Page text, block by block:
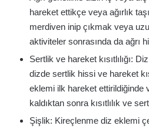
hareket ettikçe veya ağırlık
merdiven inip çıkmak veya
aktiviteler sonrasında da ağrı
Sertlik ve hareket kısıtlılığı:
dizde sertlik hissi ve hareket
eklemi ilk hareket ettirildiğinde
kaldıktan sonra kısıtlılık ve
Şişlik: Kireçlenme diz eklemi